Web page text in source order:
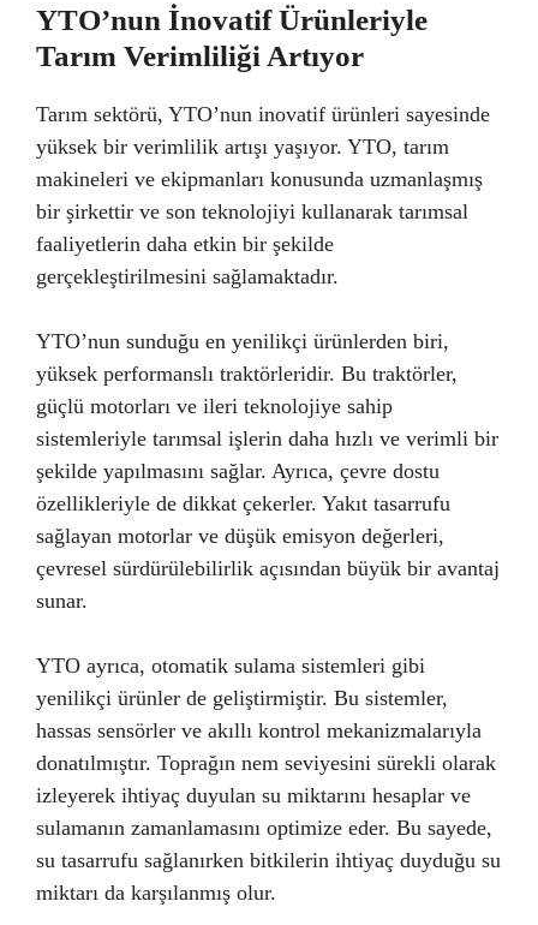
YTO’nun İnovatif Ürünleriyle
Tarım Verimliliği Artıyor
Tarım sektörü, YTO’nun inovatif ürünleri sayesinde
yüksek bir verimlilik artışı yaşıyor. YTO, tarım
makineleri ve ekipmanları konusunda uzmanlaşmış
bir şirkettir ve son teknolojiyi kullanarak tarımsal
faaliyetlerin daha etkin bir şekilde
gerçekleştirilmesini sağlamaktadır.
YTO’nun sunduğu en yenilikçi ürünlerden biri,
yüksek performanslı traktörleridir. Bu traktörler,
güçlü motorları ve ileri teknolojiye sahip
sistemleriyle tarımsal işlerin daha hızlı ve verimli bir
şekilde yapılmasını sağlar. Ayrıca, çevre dostu
özellikleriyle de dikkat çekerler. Yakıt tasarrufu
sağlayan motorlar ve düşük emisyon değerleri,
çevresel sürdürülebilirlik açısından büyük bir avantaj
sunar.
YTO ayrıca, otomatik sulama sistemleri gibi
yenilikçi ürünler de geliştirmiştir. Bu sistemler,
hassas sensörler ve akıllı kontrol mekanizmalarıyla
donatılmıştır. Toprağın nem seviyesini sürekli olarak
izleyerek ihtiyaç duyulan su miktarını hesaplar ve
sulamanın zamanlamasını optimize eder. Bu sayede,
su tasarrufu sağlanırken bitkilerin ihtiyaç duyduğu su
miktarı da karşılanmış olur.